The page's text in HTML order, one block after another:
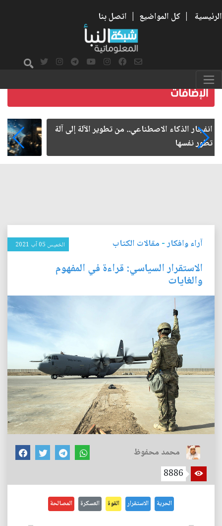
الرئيسية | كل المواضيع | اتصل بنا
ماذا كانت الإنترنت؟
آراء وافكار- مقالات الكتاب الخميس 05 آب 2021
الاستقرار السياسي: قراءة في المفهوم
والغايات
محمد محفوظ
8886
الحرية الاستقرار القوة العسكرة المصالحة